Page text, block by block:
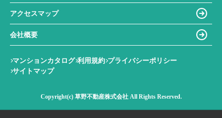
アクセスマップ
会社概要
マンションカタログ 利用規約 プライバシーポリシー
サイトマップ
Copyright(c) 草野不動産株式会社 All Rights Reserved.